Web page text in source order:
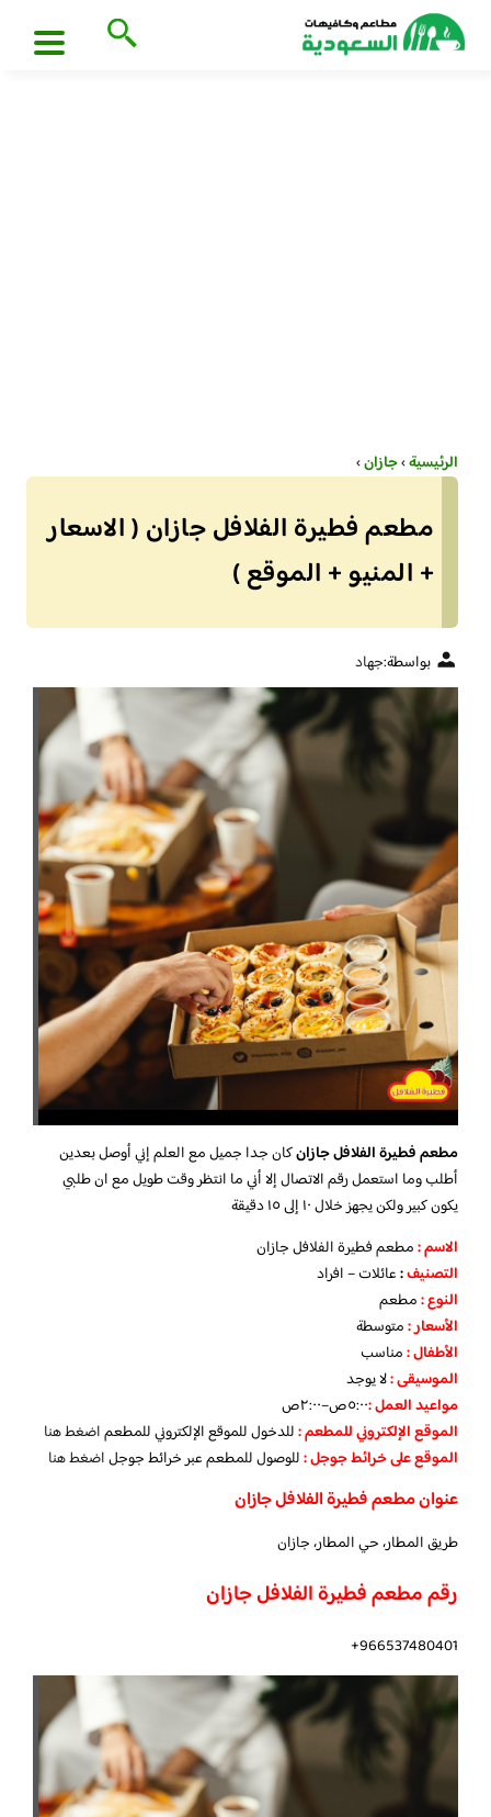
الرئيسية›جازان›
مطعم فطيرة الفلافل جازان ( الاسعار
+ المنيو + الموقع )
بواسطة:جهاد
مطعم فطيرة الفلافل جازانكان جدا جميل مع العلم إني أوصل بعدين
أطلب وما استعمل رقم الاتصال إلا أني ما انتظر وقت طويل مع ان طلبي
يكون كبير ولكن يجهز خلال ١٠ إلى ١٥ دقيقة
الاسم :مطعم فطيرة الفلافل جازان
التصنيف:عائلات – افراد
النوع :مطعم
الأسعار:متوسطة
الأطفال:مناسب
الموسيقى :لا يوجد
مواعيد العمل :٥:٠٠ص–٢:٠٠ص
الموقع الإلكتروني للمطعم:للدخول للموقع الإلكتروني للمطعماضغط هنا
الموقع على خرائط جوجل:للوصول للمطعم عبر خرائط جوجلاضغط هنا
عنوان مطعم فطيرة الفلافل جازان
طريق المطار، حي المطار، جازان
رقم مطعم فطيرة الفلافل جازان
966537480401+